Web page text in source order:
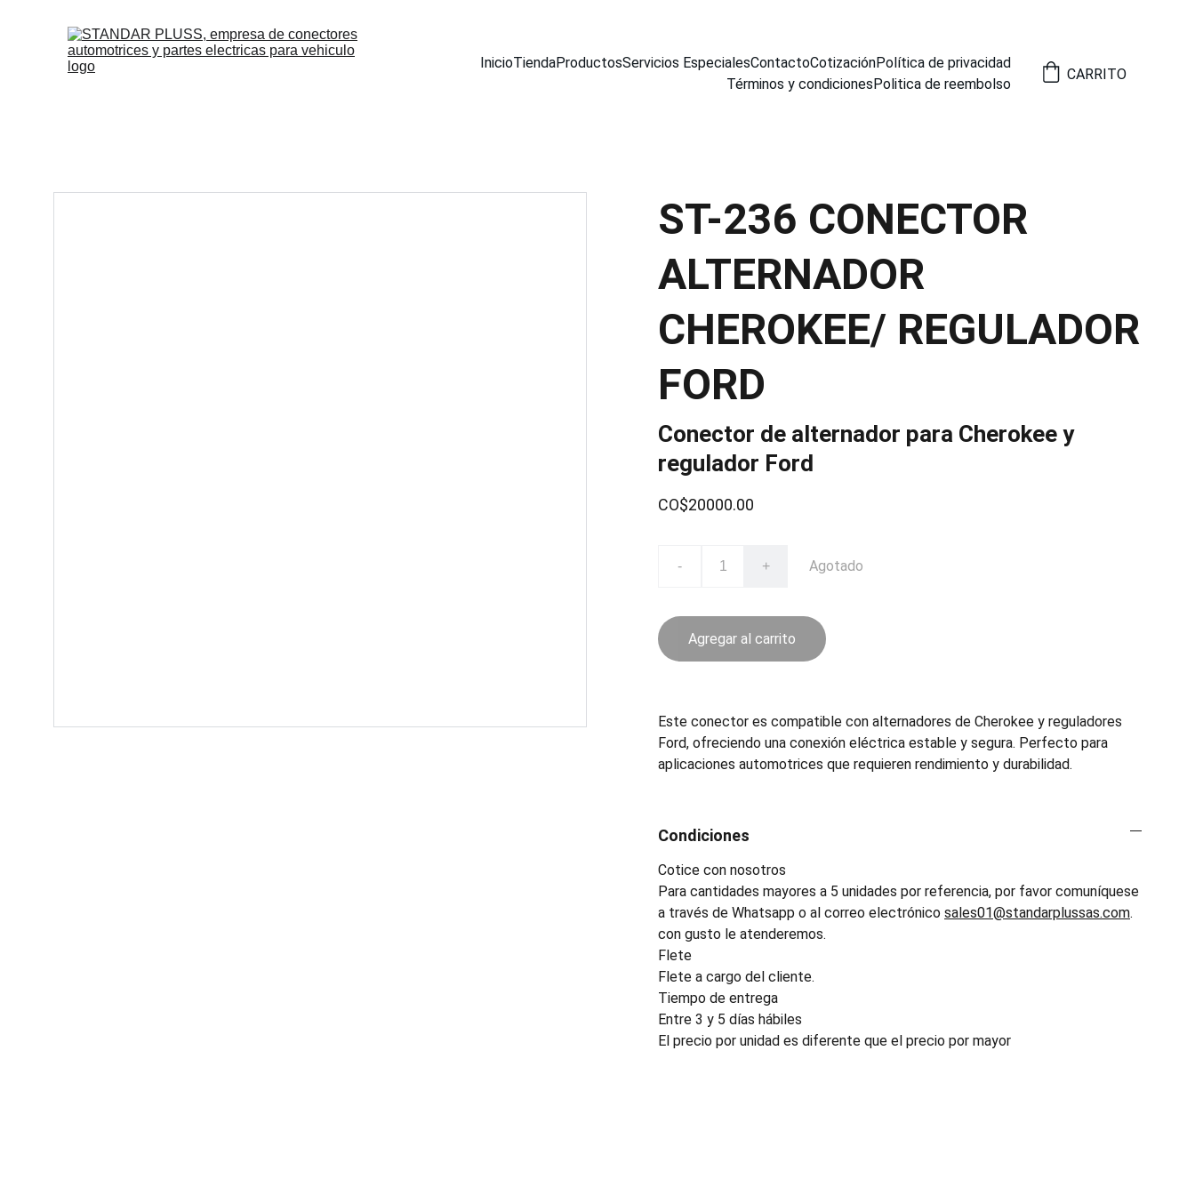
InicioTiendaProductosServicios EspecialesContactoCotizaciónPolítica de privacidad
Términos y condicionesPolitica de reembolso
CARRITO
ST-236 CONECTOR
ALTERNADOR
CHEROKEE/ REGULADOR
FORD
Conector de alternador para Cherokee y
regulador Ford
CO$20000.00
- + Agotado
Agregar al carrito
Este conector es compatible con alternadores de Cherokee y reguladores
Ford, ofreciendo una conexión eléctrica estable y segura. Perfecto para
aplicaciones automotrices que requieren rendimiento y durabilidad.
Condiciones
Cotice con nosotros
Para cantidades mayores a 5 unidades por referencia, por favor comuníquese
a través de Whatsapp o al correo electrónico sales01@standarplussas.com.
con gusto le atenderemos.
Flete
Flete a cargo del cliente.
Tiempo de entrega
Entre 3 y 5 días hábiles
El precio por unidad es diferente que el precio por mayor